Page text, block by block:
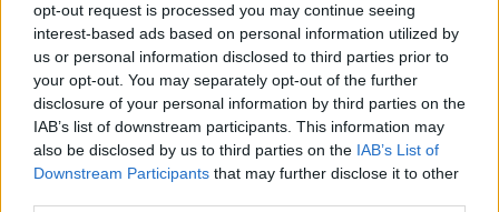
opt-out request is processed you may continue seeing
interest-based ads based on personal information utilized by
us or personal information disclosed to third parties prior to
your opt-out. You may separately opt-out of the further
disclosure of your personal information by third parties on the
IAB’s list of downstream participants. This information may
also be disclosed by us to third parties on the IAB’s List of
Downstream Participants that may further disclose it to other